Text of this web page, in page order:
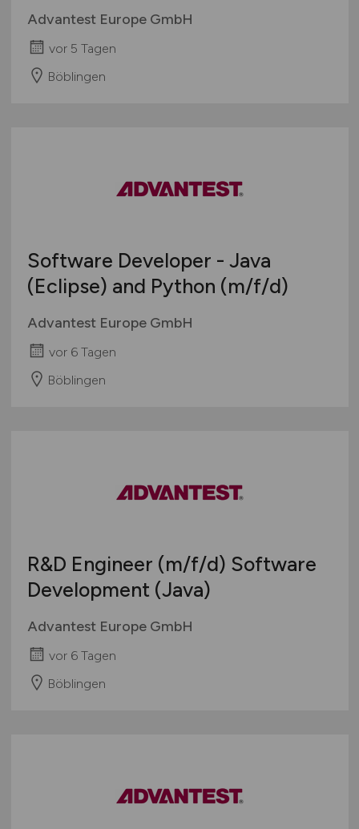
Advantest Europe GmbH
vor 5 Tagen
Böblingen
Software Developer - Java
(Eclipse) and Python (m/f/d)
Advantest Europe GmbH
vor 6 Tagen
Böblingen
R&D Engineer (m/f/d) Software
Development (Java)
Advantest Europe GmbH
vor 6 Tagen
Böblingen